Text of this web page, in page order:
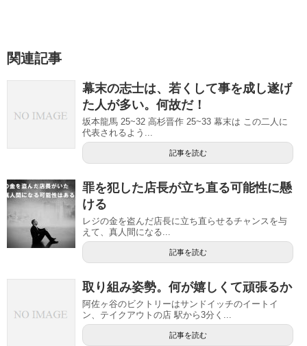
関連記事
幕末の志士は、若くして事を成し遂げ
た人が多い。何故だ！
坂本龍馬 25~32 高杉晋作 25~33 幕末は この二人に
代表されるよう...
記事を読む
罪を犯した店長が立ち直る可能性に懸
ける
レジの金を盗んだ店長に立ち直らせるチャンスを与
えて、真人間になる...
記事を読む
取り組み姿勢。何が嬉しくて頑張るか
阿佐ヶ谷のビクトリーはサンドイッチのイートイ
ン、テイクアウトの店 駅から3分く...
記事を読む